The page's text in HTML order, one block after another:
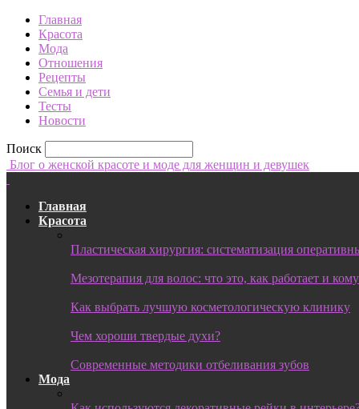
Главная
Красота
Мода
Отношения
Рецепты
Семья и дети
Тесты
Новости
Поиск
Блог о женской красоте и моде для женщин и девушек
Главная
Красота
Пластическая хирургия: систематизация
Мезотерапия для волос: что это, как работает и
Как выбрать лучшую косметологическую клинику
Чем хороши твердые духи?
Современные методики отбеливания зубов
Мода